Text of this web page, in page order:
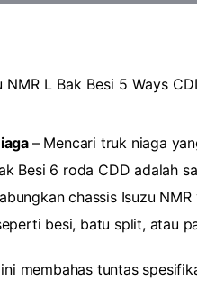
– Mencari truk niaga
Besi 6 roda CDD adalah
chassis Isuzu
besi, batu split, atau
membahas tuntas